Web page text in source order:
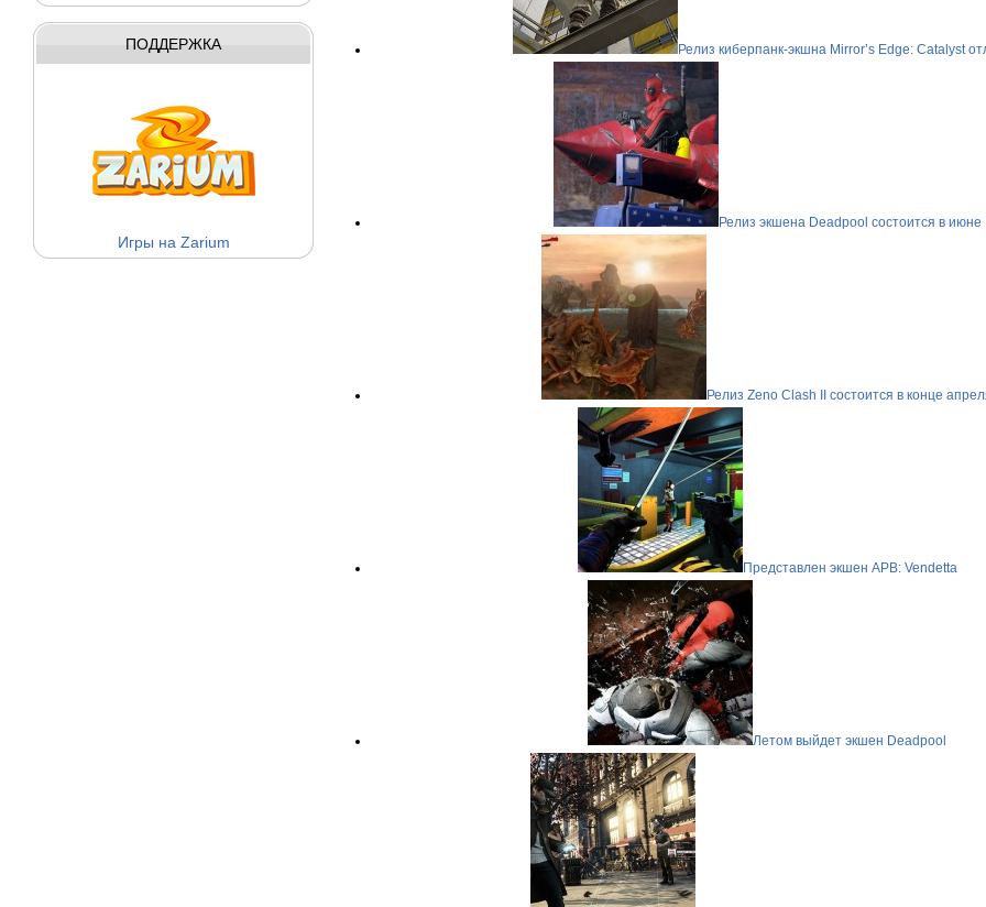
ПОДДЕРЖКА
Игры на Zarium
Релиз киберпанк-экшна Mirror’s Edge: Catalyst
Релиз экшена Deadpool состоится в июне
Релиз Zeno Clash II состоится в конце
Представлен экшен APB: Vendetta
Летом выйдет экшен Deadpool